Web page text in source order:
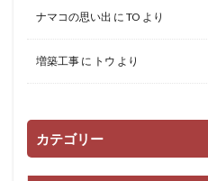
ナマコの思い出 に TO より
増築工事 に トウ より
カテゴリー